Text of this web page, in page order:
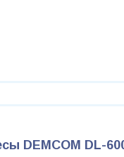
DEMCOM DL-